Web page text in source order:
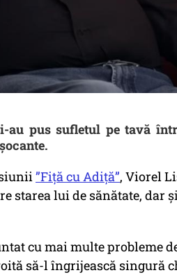
au pus sufletul pe tavă
”Fiță cu Adiță”, Viorel
starea lui de sănătate, dar
cu mai multe probleme
să-l îngrijească singură